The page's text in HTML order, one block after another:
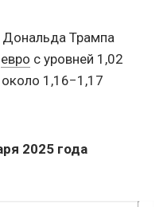
Дональда Трампа
евро с уровней 1,02
1,16−1,17
2025 года